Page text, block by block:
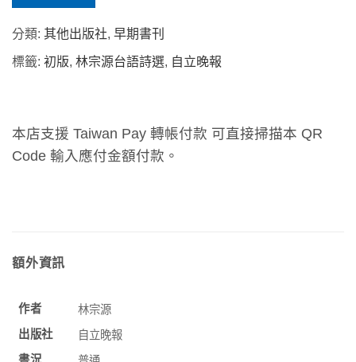
分類: 其他出版社, 早期書刊
標籤: 初版, 林宗源台語詩選, 自立晚報
本店支援 Taiwan Pay 轉帳付款 可直接掃描本 QR
Code 輸入應付金額付款。
額外資訊
作者
林宗源
出版社
自立晚報